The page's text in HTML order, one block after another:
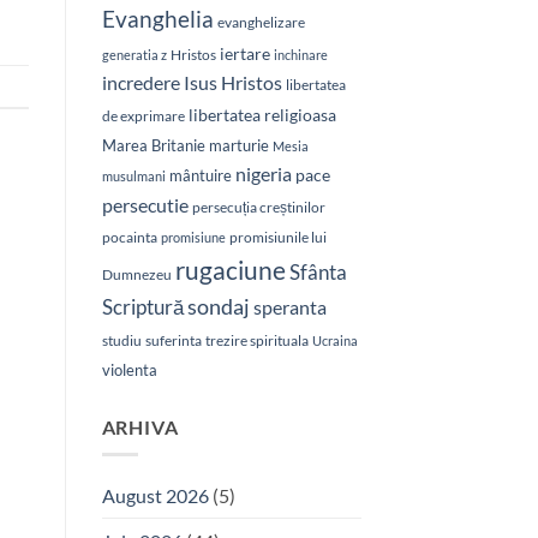
Evanghelia evanghelizare
generatia z Hristos iertare inchinare
incredere Isus Hristos libertatea
de exprimare libertatea religioasa
Marea Britanie marturie Mesia
musulmani mântuire nigeria pace
persecutie persecuția creștinilor
pocainta promisiune promisiunile lui
Dumnezeu rugaciuneSfânta
Scripturăsondaj speranta
studiu suferinta trezire spirituala Ucraina
violenta
ARHIVA
August 2026(5)